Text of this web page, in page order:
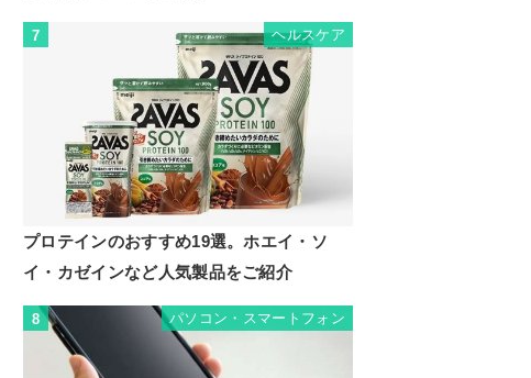
7 ヘルスケア
プロテインのおすすめ19選。ホエイ・ソ
イ・カゼインなど人気製品をご紹介
8 パソコン・スマートフォン